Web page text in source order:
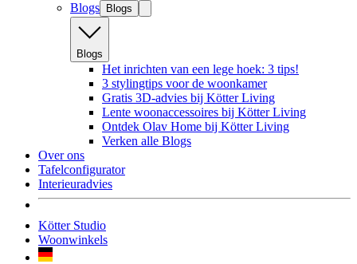
Blogs
Blogs
Blogs
Het inrichten van een lege hoek: 3 tips!
3 stylingtips voor de woonkamer
Gratis 3D-advies bij Kötter Living
Lente woonaccessoires bij Kötter Living
Ontdek Olav Home bij Kötter Living
Verken alle Blogs
Over ons
Tafelconfigurator
Interieuradvies
Kötter Studio
Woonwinkels